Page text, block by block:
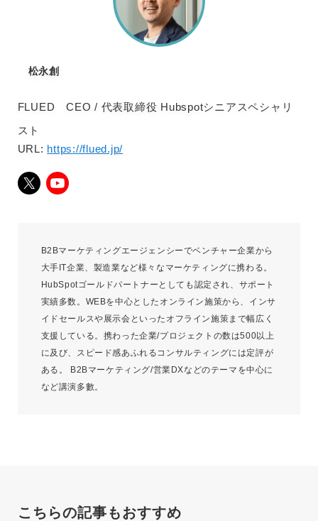
松永創
FLUED CEO / 代表取締役 Hubspotシニアスペシャリ
スト
URL: https://flued.jp/
B2Bマーケティングエージェンシーでベンチャー企業から
大手IT企業、製造業など様々なマーケティングに携わる。
HubSpotゴールドパートナーとしても認定され、サポート
実績多数。WEBを中心としたオンライン施策から、インサ
イドセールスや展示会といったオフライン施策まで幅広く
支援している。携わった企業/プロジェクトの数は500以上
に及び、スピード感あふれるコンサルティングには定評が
ある。 B2Bマーケティング/営業DXなどのテーマを中心に
など講演多數。
こちらの記事もおすすめ